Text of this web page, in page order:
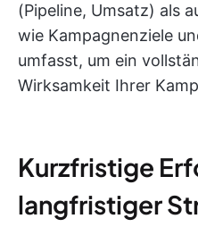
(Pipeline, Umsatz) als
wie Kampagnenziele
umfasst, um ein
Wirksamkeit Ihrer
Kurzfristige
langfristiger